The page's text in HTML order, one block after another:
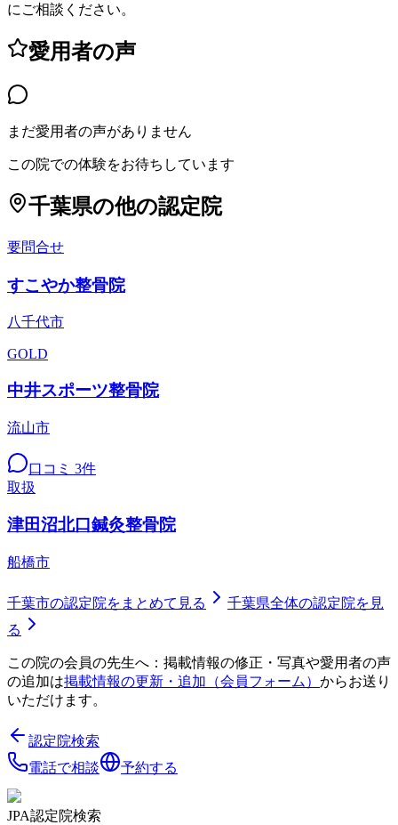
にご相談ください。
愛用者の声
まだ愛用者の声がありません
この院での体験をお待ちしています
千葉県の他の認定院
要問合せ
すこやか整骨院
八千代市
GOLD
中井スポーツ整骨院
流山市
口コミ 3件
取扱
津田沼北口鍼灸整骨院
船橋市
千葉市の認定院をまとめて見る 千葉県全体の認定院を見
る
この院の会員の先生へ：掲載情報の修正・写真や愛用者の声
の追加は掲載情報の更新・追加（会員フォーム） からお送り
いただけます。
認定院検索
電話で相談
予約する
JPA認定院検索